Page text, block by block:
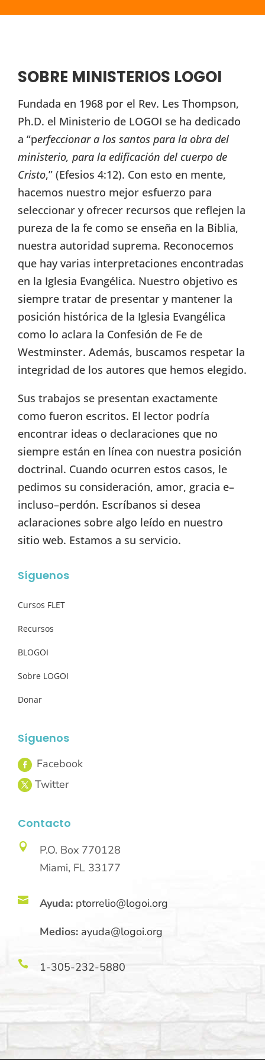
SOBRE MINISTERIOS LOGOI
Fundada en 1968 por el Rev. Les Thompson,
Ph.D. el Ministerio de LOGOI se ha dedicado
a “perfeccionar a los santos para la obra del
ministerio, para la edificación del cuerpo de
Cristo,” (Efesios 4:12). Con esto en mente,
hacemos nuestro mejor esfuerzo para
seleccionar y ofrecer recursos que reflejen la
pureza de la fe como se enseña en la Biblia,
nuestra autoridad suprema. Reconocemos
que hay varias interpretaciones encontradas
en la Iglesia Evangélica. Nuestro objetivo es
siempre tratar de presentar y mantener la
posición histórica de la Iglesia Evangélica
como lo aclara la Confesión de Fe de
Westminster. Además, buscamos respetar la
integridad de los autores que hemos elegido.
Sus trabajos se presentan exactamente
como fueron escritos. El lector podría
encontrar ideas o declaraciones que no
siempre están en línea con nuestra posición
doctrinal. Cuando ocurren estos casos, le
pedimos su consideración, amor, gracia e–
incluso–perdón. Escríbanos si desea
aclaraciones sobre algo leído en nuestro
sitio web. Estamos a su servicio.
Síguenos
Cursos FLET
Recursos
BLOGOI
Sobre LOGOI
Donar
Síguenos
Contacto

P.O. Box 770128
Miami, FL 33177
 Ayuda: ptorrelio@logoi.org
Medios: ayuda@logoi.org
 1-305-232-5880